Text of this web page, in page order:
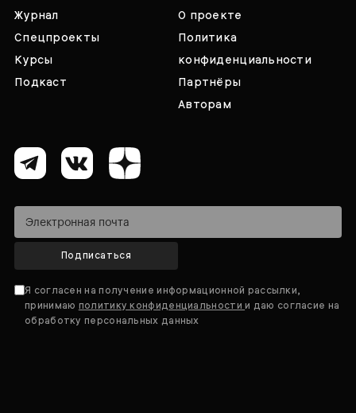
Журнал
Спецпроекты
Курсы
Подкаст
О проекте
Политика
конфиденциальности
Партнёры
Авторам
Подписаться
Я согласен на получение информационной рассылки,
принимаю политику конфиденциальностии даю согласие на
обработку персональных данных